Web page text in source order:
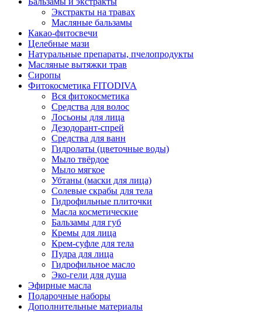
Экстракты на травах
Масляные бальзамы
Какао-фитосвечи
Целебные мази
Натуральные препараты, пчелопродукты
Масляные вытяжки трав
Сиропы
Фитокосметика FITODIVA
Вся фитокосметика
Средства для волос
Лосьоны для лица
Дезодорант-спрей
Средства для ванн
Гидролаты (цветочные воды)
Мыло твёрдое
Мыло мягкое
Убтаны (маски для лица)
Солевые скрабы для тела
Гидрофильные плиточки
Масла косметические
Бальзамы для губ
Кремы для лица
Крем-суфле для тела
Пудра для лица
Гидрофильное масло
Эко-гели для душа
Эфирные масла
Подарочные наборы
Дополнительные материалы